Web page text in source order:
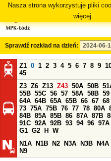
Nasza strona wykorzystuje pliki
więcej.
Sprawdź rozkład na dzień:
Z1 0 1 2 3 4 5 6 7 8 9
45
Z3 Z6 Z13 Z43 50A 50B
55B 55C 56 57 58A 58B 59
64A 64B 65A 65B 66 67 68
73 75A 75B 76 77 78 80A
84B 85A 85B 86 87A 87B
91C 92A 92B 93 94 96 97A
G1 G2 H
W
N1A
N1B N2 N3A N3B N4A
N9